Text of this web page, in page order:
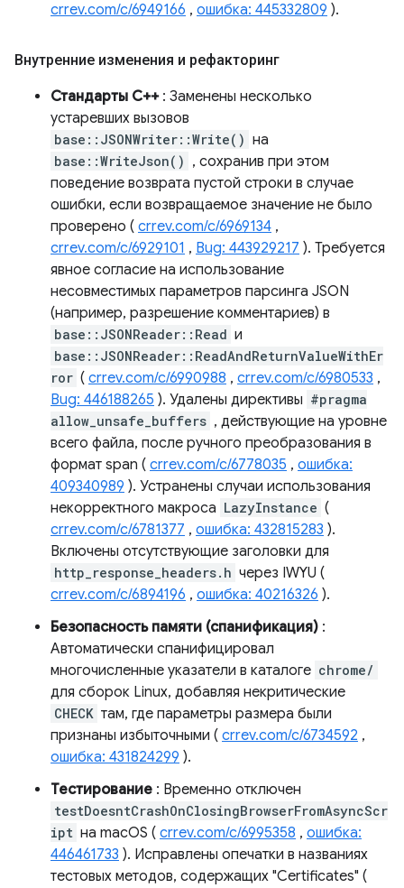
crrev.com/c/6949166 , ошибка: 445332809 ).
Внутренние изменения и рефакторинг
Стандарты C++: Заменены несколько
устаревших вызовов
base::JSONWriter::Write() на
base::WriteJson() , сохранив при этом
поведение возврата пустой строки в случае
ошибки, если возвращаемое значение не было
проверено ( crrev.com/c/6969134 ,
crrev.com/c/6929101 , Bug: 443929217 ). Требуется
явное согласие на использование
несовместимых параметров парсинга JSON
(например, разрешение комментариев) в
base::JSONReader::Read и
base::JSONReader::ReadAndReturnValueWithEr
ror ( crrev.com/c/6990988 , crrev.com/c/6980533 ,
Bug: 446188265 ). Удалены директивы #pragma
allow_unsafe_buffers , действующие на уровне
всего файла, после ручного преобразования в
формат span ( crrev.com/c/6778035 , ошибка:
409340989 ). Устранены случаи использования
некорректного макроса LazyInstance (
crrev.com/c/6781377 , ошибка: 432815283 ).
Включены отсутствующие заголовки для
http_response_headers.h через IWYU (
crrev.com/c/6894196 , ошибка: 40216326 ).
Безопасность памяти (спанификация) :
Автоматически спанифицировал
многочисленные указатели в каталоге chrome/
для сборок Linux, добавляя некритические
CHECK там, где параметры размера были
признаны избыточными ( crrev.com/c/6734592 ,
ошибка: 431824299 ).
Тестирование : Временно отключен
testDoesntCrashOnClosingBrowserFromAsyncScr
ipt на macOS ( crrev.com/c/6995358 , ошибка:
446461733 ). Исправлены опечатки в названиях
тестовых методов, содержащих "Certificates" (